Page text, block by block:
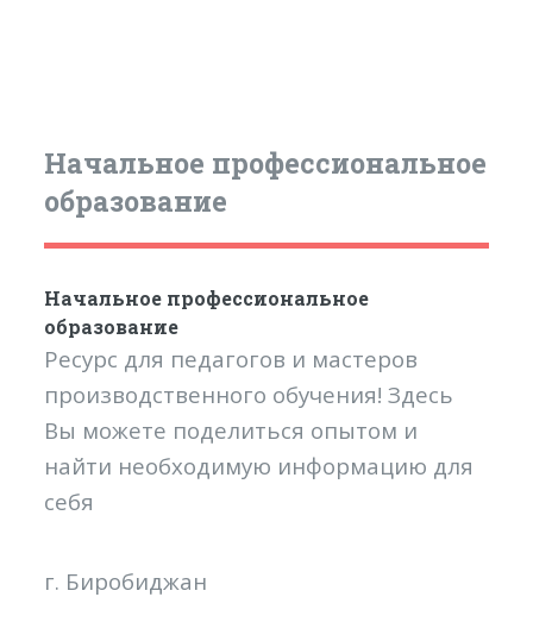
Начальное профессиональное
образование
Начальное профессиональное
образование
Ресурс для педагогов и мастеров
производственного обучения! Здесь
Вы можете поделиться опытом и
найти необходимую информацию для
себя
г. Биробиджан